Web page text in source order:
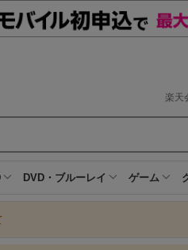
楽天
DVD・ブルーレイ ゲーム